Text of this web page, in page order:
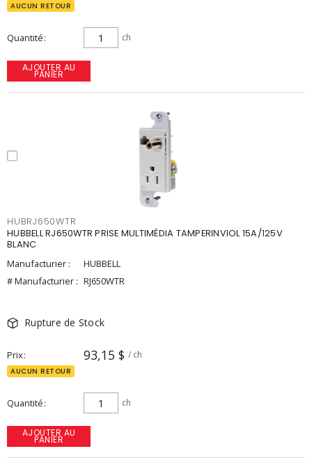
AUCUN RETOUR
Quantité ch
AJOUTER AU
PANIER
HUBRJ650WTR
HUBBELL RJ650WTR PRISE MULTIMÉDIA TAMPERINVIOL 15A/125V
BLANC
Manufacturier :
HUBBELL
# Manufacturier : RJ650WTR
Rupture de Stock
Prix 93,15 $ / ch
AUCUN RETOUR
Quantité ch
AJOUTER AU
PANIER